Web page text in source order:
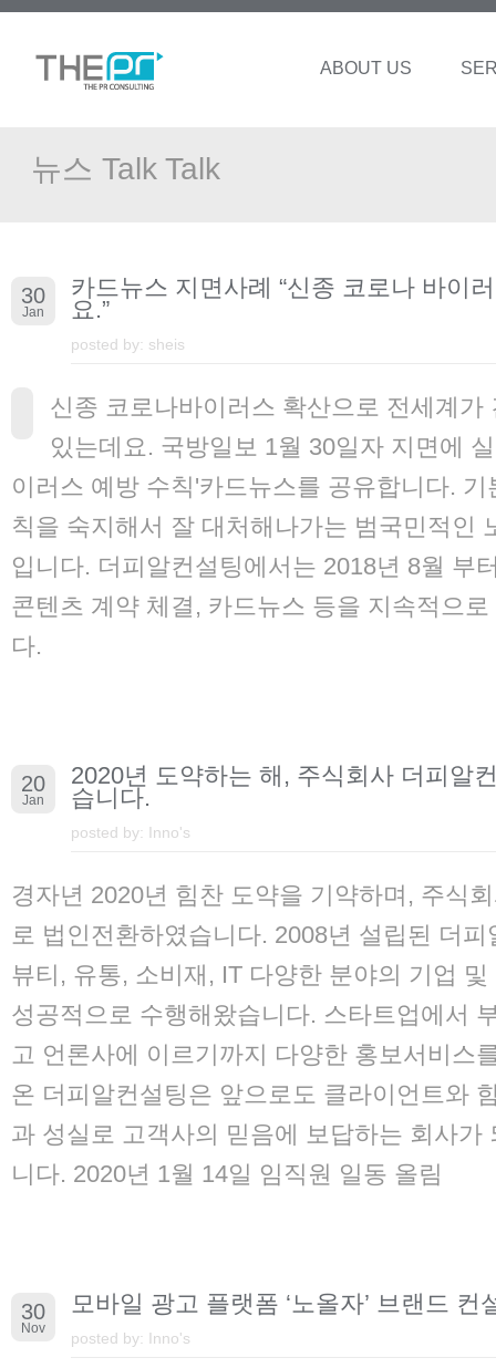
ABOUT US
뉴스 Talk Talk
30
Jan
카드뉴스 지면사례 “신종 코로나 바이
요.”
posted by: sheis
신종 코로나바이러스 확산으로 전세계가
있는데요. 국방일보 1월 30일자 지면에
이러스 예방 수칙'카드뉴스를 공유합니다.
칙을 숙지해서 잘 대처해나가는 범국민적인
입니다. 더피알컨설팅에서는 2018년 8월 부
콘텐츠 계약 체결, 카드뉴스 등을 지속적으
다.
20
Jan
2020년 도약하는 해, 주식회사 더피알
습니다.
posted by: Inno's
경자년 2020년 힘찬 도약을 기약하며, 주식
로 법인전환하였습니다. 2008년 설립된 더
뷰티, 유통, 소비재, IT 다양한 분야의 기업
성공적으로 수행해왔습니다. 스타트업에서
고 언론사에 이르기까지 다양한 홍보서비스
온 더피알컨설팅은 앞으로도 클라이언트와
과 성실로 고객사의 믿음에 보답하는 회사가
니다. 2020년 1월 14일 임직원 일동 올림
30
Nov
모바일 광고 플랫폼 ‘노올자’ 브랜드 컨
posted by: Inno's